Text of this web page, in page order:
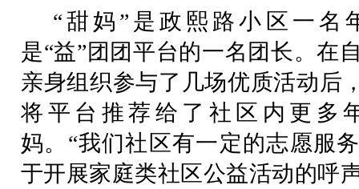
“甜妈”是政熙路小区一名
是“益”团团平台的一名团长。在
亲身组织参与了几场优质活动后
将平台推荐给了社区内更多
妈。“我们社区有一定的志愿服
于开展家庭类社区公益活动的呼